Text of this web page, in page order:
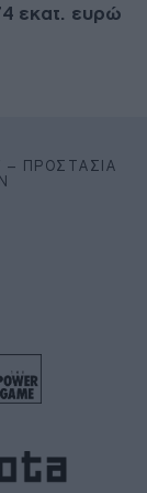
εκατ. ευρώ
– ΠΡΟΣΤΑΣΊΑ